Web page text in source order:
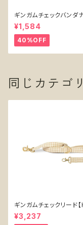
ギンガムチェックバンダ
y Barker】犬用おもちゃ
am Bandana -Harry
-
¥1,584
40%OFF
同じカテゴ
ギンガムチェックリード
Barker】犬用おもちゃ
m Lead -Harry
¥3,237